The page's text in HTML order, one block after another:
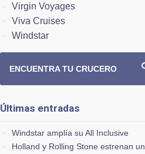
Virgin Voyages
Viva Cruises
Windstar
ENCUENTRA TU CRUCERO
Últimas entradas
Windstar amplía su All Inclusive
Holland y Rolling Stone estrenan un